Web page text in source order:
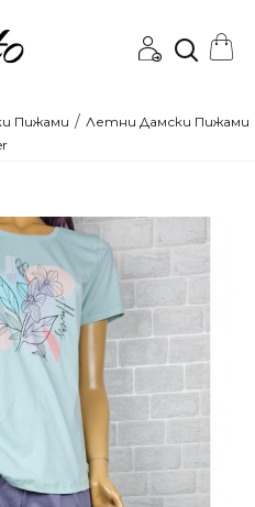
Пижами
Летни Дамски Пижами